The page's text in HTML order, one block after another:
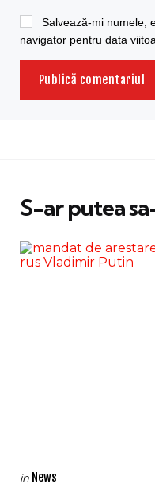
Salvează-mi numele,
navigator pentru data
S-ar putea
Categories
Posted
in News